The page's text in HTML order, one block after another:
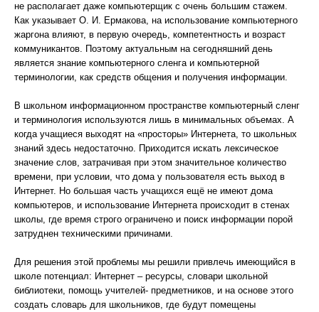
не располагает даже компьютерщик с очень большим стажем.
Как указывает О. И. Ермакова, на использование компьютерного
жаргона влияют, в первую очередь, компетентность и возраст
коммуникантов. Поэтому актуальным на сегодняшний день
является знание компьютерного сленга и компьютерной
терминологии, как средств общения и получения информации.
В школьном информационном пространстве компьютерный сленг
и терминология используются лишь в минимальных объемах. А
когда учащиеся выходят на «просторы» Интернета, то школьных
знаний здесь недостаточно. Приходится искать лексическое
значение слов, затрачивая при этом значительное количество
времени, при условии, что дома у пользователя есть выход в
Интернет. Но большая часть учащихся ещё не имеют дома
компьютеров, и использование Интернета происходит в стенах
школы, где время строго ограничено и поиск информации порой
затруднен техническими причинами.
Для решения этой проблемы мы решили привлечь имеющийся в
школе потенциал: Интернет – ресурсы, словари школьной
библиотеки, помощь учителей- предметников, и на основе этого
создать словарь для школьников, где будут помещены